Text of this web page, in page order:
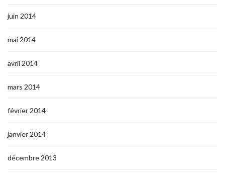
juin 2014
mai 2014
avril 2014
mars 2014
février 2014
janvier 2014
décembre 2013